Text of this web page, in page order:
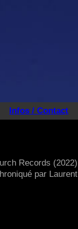
Infos / Contact
Records (2022)
par Laurent